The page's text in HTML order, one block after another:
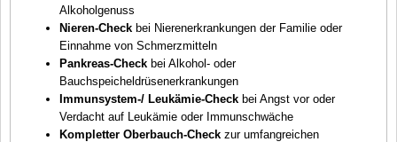
Alkoholgenuss
Nieren-Checkbei Nierenerkrankungen der Familie oder
Einnahme von Schmerzmitteln
Pankreas-Checkbei Alkohol- oder
Bauchspeicheldrüsenerkrankungen
Immunsystem-/ Leukämie-Checkbei Angst vor oder
Verdacht auf Leukämie oder Immunschwäche
Kompletter Oberbauch-Checkzur umfangreichen